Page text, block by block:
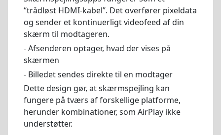
“trådløst HDMI-kabel”. Det overfører pixeldata
og sender et kontinuerligt videofeed af din
skærm til modtageren.
- Afsenderen optager, hvad der vises på
skærmen
- Billedet sendes direkte til en modtager
Dette design gør, at skærmspejling kan
fungere på tværs af forskellige platforme,
herunder kombinationer, som AirPlay ikke
understøtter.